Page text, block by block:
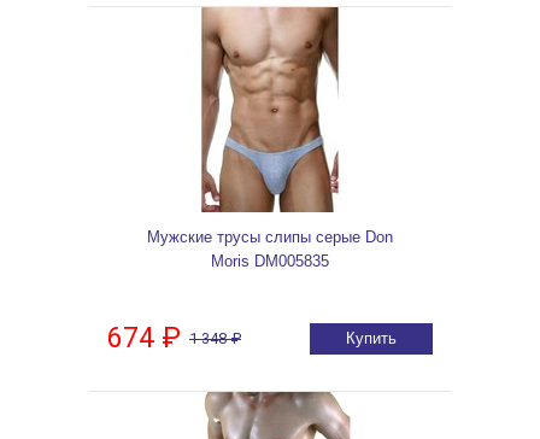
Мужские трусы слипы серые Don
Moris DM005835
674 ₽ 1 348 ₽ Купить